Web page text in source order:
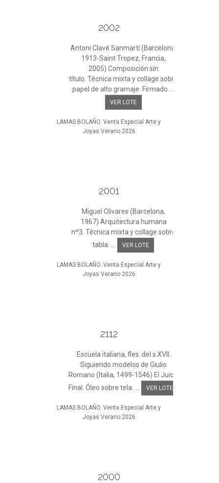
2002
Antoni Clavé Sanmartí (Barcelona,
1913-Saint Tropez, Francia,
2005) Composición sin
título. Técnica mixta y collage sobre
papel de alto gramaje. Firmado. ...
VER LOTE
LAMAS BOLAÑO. Venta Especial Arte y
Joyas Verano 2026
2001
Miguel Olivares (Barcelona,
1967) Arquitectura humana
nº3. Técnica mixta y collage sobre
tabla. ...
VER LOTE
LAMAS BOLAÑO. Venta Especial Arte y
Joyas Verano 2026
2112
Escuela italiana, fles. del s.XVII.
Siguiendo modelos de Giulio
Romano (Italia, 1499-1546) El Juicio
Final. Óleo sobre tela. ...
VER LOTE
LAMAS BOLAÑO. Venta Especial Arte y
Joyas Verano 2026
2000